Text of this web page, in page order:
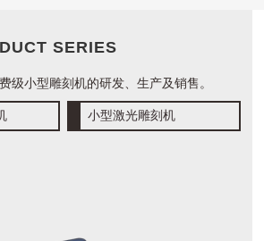
SERIES
级小型雕刻机的研发、生产及销售。
小型激光雕刻机